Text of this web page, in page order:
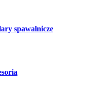
spawalnicze